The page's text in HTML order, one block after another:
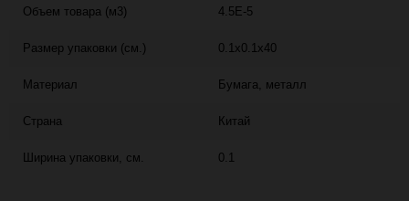
Объем товара (м3) 4.5E-5
Размер упаковки (см.) 0.1x0.1x40
Материал Бумага, металл
Страна Китай
Ширина упаковки, см. 0.1